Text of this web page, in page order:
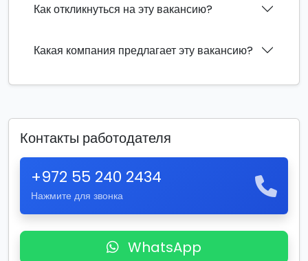
Как откликнуться на эту вакансию?
Какая компания предлагает эту вакансию?
Контакты работодателя
+972 55 240 2434
Нажмите для звонка
WhatsApp